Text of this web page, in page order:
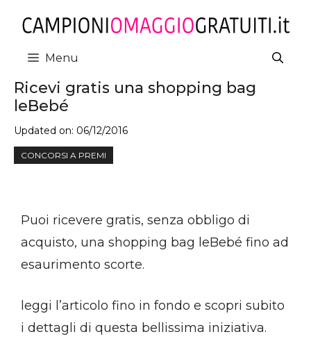
contenuto
Menu
Ricevi gratis una shopping bag
leBebé
Updated on: 06/12/2016
CONCORSI A PREMI
Puoi ricevere gratis, senza obbligo di
acquisto, una shopping bag leBebé fino ad
esaurimento scorte.
leggi l’articolo fino in fondo e scopri subito
i dettagli di questa bellissima iniziativa.